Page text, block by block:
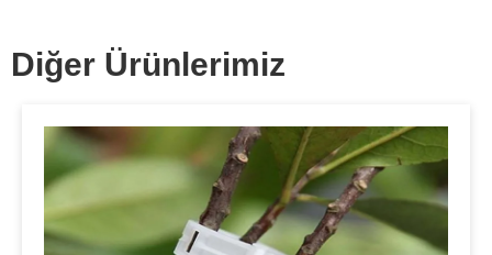
Diğer Ürünlerimiz